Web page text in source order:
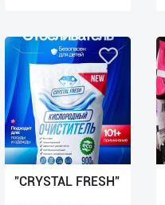
"CRYSTAL FRESH"